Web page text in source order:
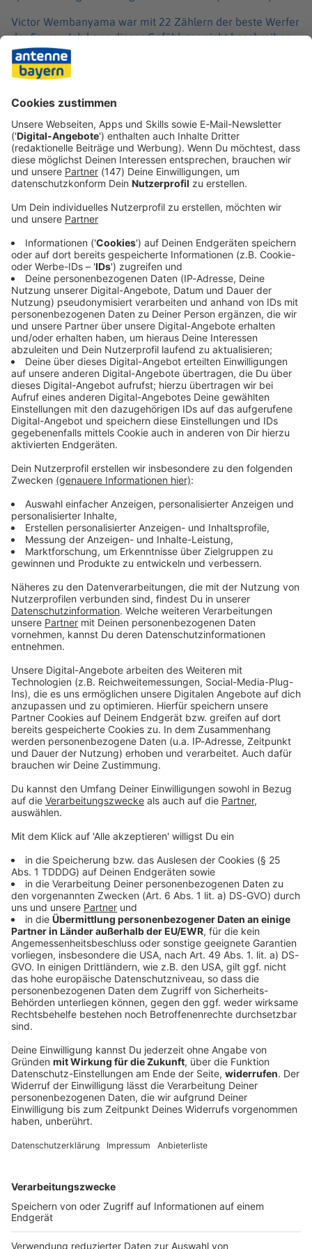
Victor Wembanyama war mit 22 Zählern der beste Werfer
der Spurs. «Ich kann dieses Gefühl gar nicht beschreiben,
es ist so mächtig», sagte der französische Superstar zum
Final-Einzug. «Wir sind aber noch nicht fertig, wir wollen
vier Siege mehr.» Unterstützung erhielt Wembanyama von
Julian Champagnie, der 20 Punkte erzielte und sechs
Immer auf dem Laufenden
bleiben!
Verpass' nichts mehr - mit unserem kostenlosen
ANTENNE BAYERN Newsletter. Ob Nachrichten,
Lifestyle oder unsere neuesten Aktionen - wir
informieren dich.
Zum Newsletter anmelden
Du möchtest uns etwas sagen?
Studio Hotline
Kontaktformular
Sprachnachricht
© dpa-infocom, dpa:260531-930-152371/1
Sport
Frauen-Tour: Niedermaier nun Vierte der
Gesamtwertung
Auf der schweren fünften Etappe fährt die deutsche
Hoffnungsträgerin zwischenzeitlich virtuell in Gelb,
Weiße Trikot der besten Nachwuchsfahrerin.
DEINE GEMERKTEN ARTIKEL
Du hast dir noch keine Artikel gemerkt